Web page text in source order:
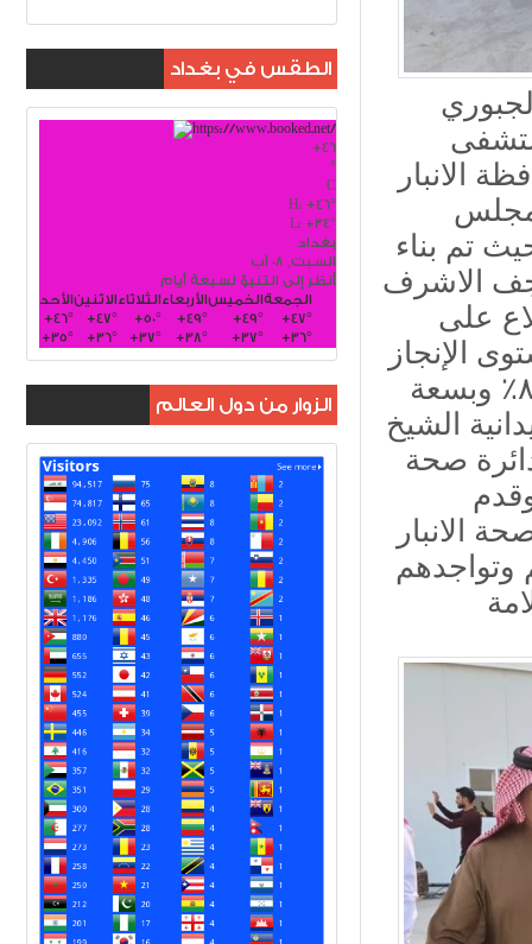
٤/٩ على المستشفى
الانبار
مجلس
تم بناء
الاشرف
على
الإنجاز
الرائع الذي وصل اليه المستشفى بنسبة انجاز ٨٠٪؜ وبسعة
الشيخ
صحة
الانبار
وتواجدهم
الطقس في بغداد
+46
°
C
H: +46°
L: +34°
بغداد
السبت, 08 آب
أنظر إلى التنبؤ لسبعة أيام
الأحدالاثنينالثلاثاءالأربعاءالخميسالجمعة
+46° +47° +50° +49° +49° +47°
+35° +36° +37° +38° +37° +36°
الزوار من دول العالم